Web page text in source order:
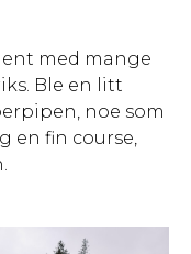
med mange
Ble en litt
noe som
en fin course,